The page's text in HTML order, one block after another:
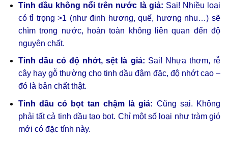
Tinh dầu không nổi trên nước là giả: Sai! Nhiều loại
có tỉ trọng >1 (như đinh hương, quế, hương nhu…) sẽ
chìm trong nước, hoàn toàn không liên quan đến độ
nguyên chất.
Tinh dầu có độ nhớt, sệt là giả: Sai! Nhựa thơm, rễ
cây hay gỗ thường cho tinh dầu đậm đặc, độ nhớt cao –
đó là bản chất thật.
Tinh dầu có bọt tan chậm là giả: Cũng sai. Không
phải tất cả tinh dầu tạo bọt. Chỉ một số loại như tràm gió
mới có đặc tính này.